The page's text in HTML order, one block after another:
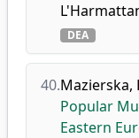
DEA
40.Mazierska,
Popular
Eastern